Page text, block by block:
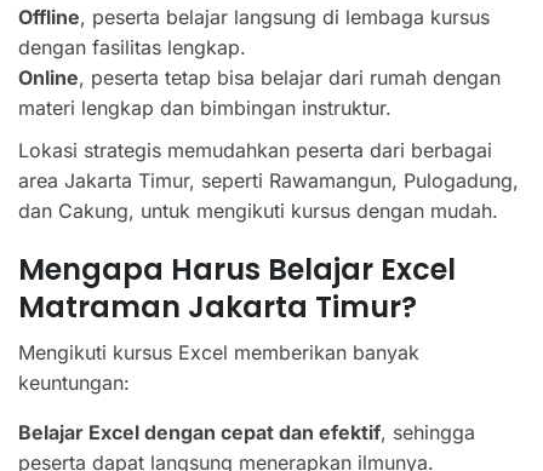
Offline, peserta belajar langsung di lembaga kursus
dengan fasilitas lengkap.
Online, peserta tetap bisa belajar dari rumah dengan
materi lengkap dan bimbingan instruktur.
Lokasi strategis memudahkan peserta dari berbagai
area Jakarta Timur, seperti Rawamangun, Pulogadung,
dan Cakung, untuk mengikuti kursus dengan mudah.
Mengapa Harus Belajar Excel
Matraman Jakarta Timur?
Mengikuti kursus Excel memberikan banyak
keuntungan:
Belajar Excel dengan cepat dan efektif, sehingga
peserta dapat langsung menerapkan ilmunya.